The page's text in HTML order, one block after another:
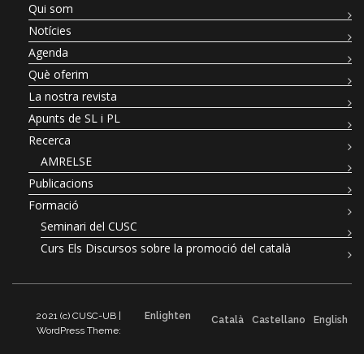
Qui som
Notícies
Agenda
Què oferim
La nostra revista
Apunts de SL i PL
Recerca
AMRELSE
Publicacions
Formació
Seminari del CUSC
Curs Els Discursos sobre la promoció del català
2021 (c) CUSC-UB |
WordPress Theme:
Enlighten Català Castellano English